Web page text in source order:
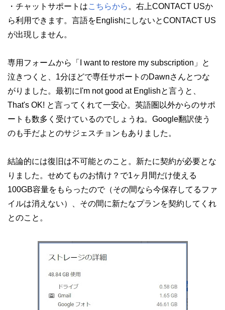
・チャットサポートはこちらから 。右上CONTACT USか
ら利用できます。言語をEnglishにしないとCONTACT US
が出現しません。
専用フォームから「I want to restore my subscription」と
泣きつくと、1分ほどで専任サポートのDawnさんとつな
がりました。最初にI'm not good at Englishと言うと、
That's OK! と言ってくれて一安心。英語圏以外からのサポ
ートも数多く受けているのでしょうね。Google翻訳使う
のも手だよとのサジェスチョンもありました。
結論的には復旧は不可能とのこと。新たに契約が必要とな
りました。せめてものお情け？で1ヶ月間だけ使える
100GB容量をもらったので（その間なら今保存してるファ
イルは消えない）、その間に新たなプランを契約してくれ
とのこと。